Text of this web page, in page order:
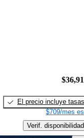
El precio incluye tasas
$709/mes
Verif. disponibilidad